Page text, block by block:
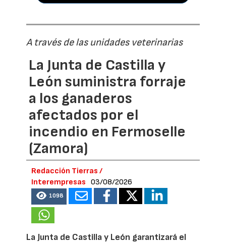
A través de las unidades veterinarias
La Junta de Castilla y
León suministra forraje
a los ganaderos
afectados por el
incendio en Fermoselle
(Zamora)
Redacción Tierras /
Interempresas
03/08/2026
1098
La Junta de Castilla y León garantizará el